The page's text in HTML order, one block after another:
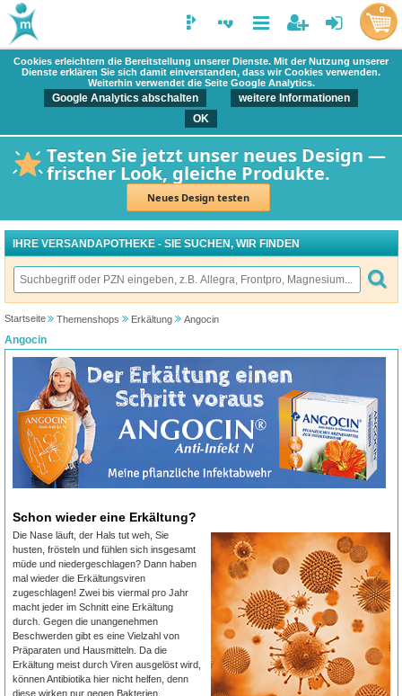
Cookies erleichtern die Bereitstellung unserer Dienste. Mit der Nutzung unserer
Dienste erklären Sie sich damit einverstanden, dass wir Cookies verwenden.
Weiterhin verwendet die Seite Google Analytics.
Google Analytics abschalten
weitere Informationen
OK
Testen Sie jetzt unser neues Design —
frischer Look, gleiche Produkte.
Neues Design testen
0
IHRE VERSANDAPOTHEKE - SIE SUCHEN, WIR FINDEN
Startseite Themenshops Erkältung Angocin
Angocin
Schon wieder eine Erkältung?
Die Nase läuft, der Hals tut weh, Sie
husten, frösteln und fühlen sich insgesamt
müde und niedergeschlagen? Dann haben
mal wieder die Erkältungsviren
zugeschlagen! Zwei bis viermal pro Jahr
macht jeder im Schnitt eine Erkältung
durch. Gegen die unangenehmen
Beschwerden gibt es eine Vielzahl von
Präparaten und Hausmitteln. Da die
Erkältung meist durch Viren ausgelöst wird,
können Antibiotika hier nicht helfen, denn
diese wirken nur gegen Bakterien.